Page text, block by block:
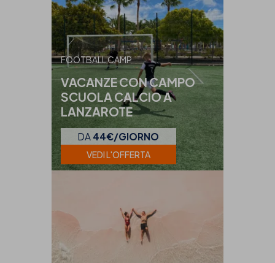
FOOTBALL CAMP
VACANZE CON CAMPO
SCUOLA CALCIO A
LANZAROTE
DA 44€/GIORNO
VEDI L'OFFERTA